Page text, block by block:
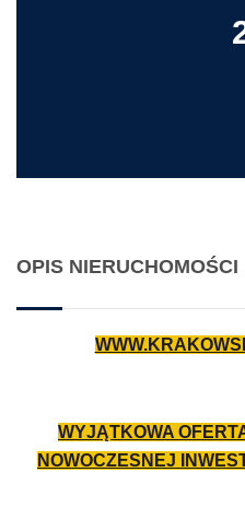
OPIS NIERUCHOMOŚCI
WYJĄTKOWA
NOWOCZESNEJ